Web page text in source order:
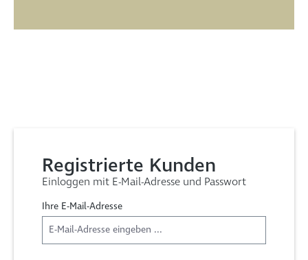
Registrierte Kunden
Einloggen mit E-Mail-Adresse und Passwort
Ihre E-Mail-Adresse